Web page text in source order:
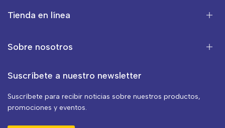
Tienda en línea
Sobre nosotros
Suscríbete a nuestro newsletter
Suscríbete para recibir noticias sobre nuestros productos,
promociones y eventos.